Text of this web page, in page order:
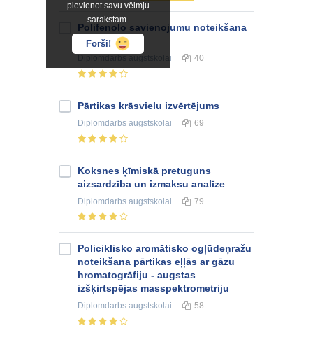
pievienot savu vēlmju
sarakstam.
Forši!
Polifenolo savienojumu noteikšana
augos
augstskolai 40
Pārtikas krāsvielu izvērtējums
Diplomdarbs augstskolai 69
Koksnes ķīmiskā pretuguns
aizsardzība un izmaksu analīze
Diplomdarbs augstskolai 79
Policiklisko aromātisko ogļūdeņražu
noteikšana pārtikas eļļās ar gāzu
hromatogrāfiju - augstas
izšķirtspējas masspektrometriju
Diplomdarbs augstskolai 58